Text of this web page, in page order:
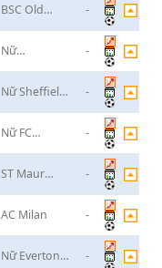
BSC Old
-
Nữ
Rotterdam
-
Nữ Sheffield
-
Nữ FC
-
ST Maur
-
AC Milan -
Nữ Everton
-